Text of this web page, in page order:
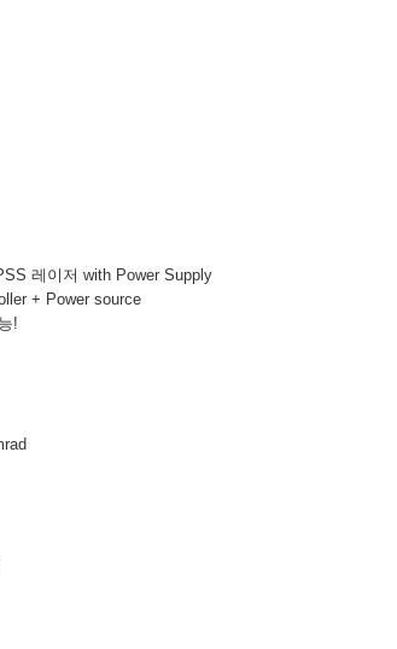
레이저 with Power Supply
+ Power source
!